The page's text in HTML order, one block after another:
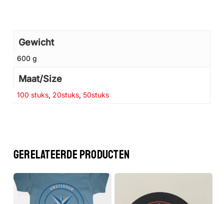
Gewicht
600 g
Maat/Size
100 stuks, 20stuks, 50stuks
GERELATEERDE PRODUCTEN